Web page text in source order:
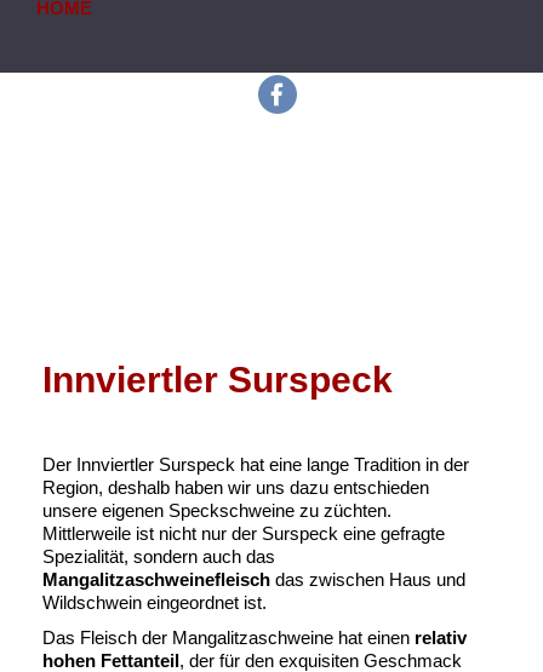
HOME
Innviertler Surspeck
Der Innviertler Surspeck hat eine lange Tradition in der
Region, deshalb haben wir uns dazu entschieden
unsere eigenen Speckschweine zu züchten.
Mittlerweile ist nicht nur der Surspeck eine gefragte
Spezialität, sondern auch das
Mangalitzaschweinefleisch das zwischen Haus und
Wildschwein eingeordnet ist.
Das Fleisch der Mangalitzaschweine hat einen relativ
hohen Fettanteil, der für den exquisiten Geschmack